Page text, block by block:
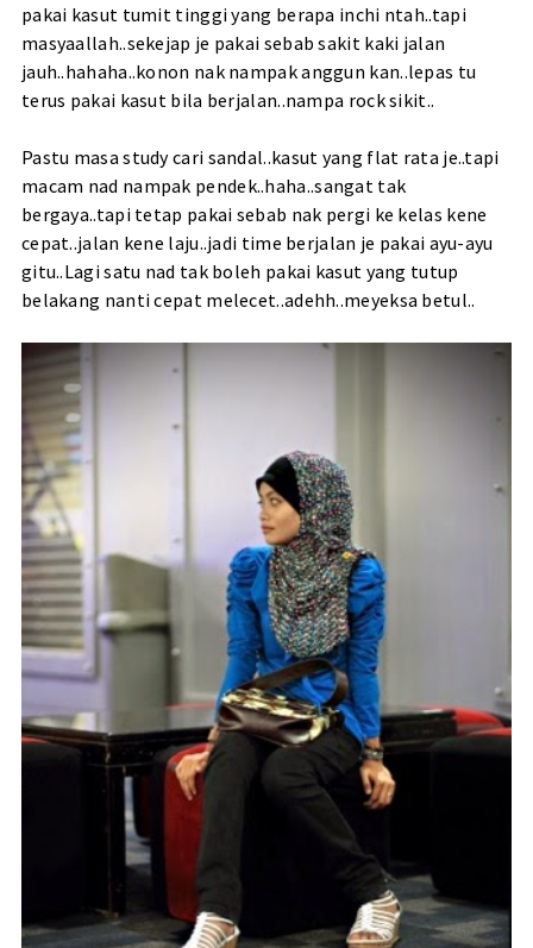
pakai kasut tumit tinggi yang berapa inchi ntah..tapi
masyaallah..sekejap je pakai sebab sakit kaki jalan
jauh..hahaha..konon nak nampak anggun kan..lepas tu
terus pakai kasut bila berjalan..nampa rock sikit..
Pastu masa study cari sandal..kasut yang flat rata je..tapi
macam nad nampak pendek..haha..sangat tak
bergaya..tapi tetap pakai sebab nak pergi ke kelas kene
cepat..jalan kene laju..jadi time berjalan je pakai ayu-ayu
gitu..Lagi satu nad tak boleh pakai kasut yang tutup
belakang nanti cepat melecet..adehh..meyeksa betul..